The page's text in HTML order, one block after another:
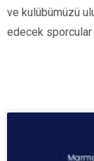
ve kulübümüzü
edecek